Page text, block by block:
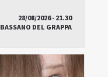
28/08/2026 - 21.30
BASSANO DEL GRAPPA